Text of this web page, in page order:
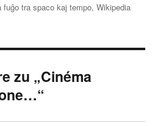
fuĝo tra spaco kaj tempo,Wikipedia
zu „Cinéma